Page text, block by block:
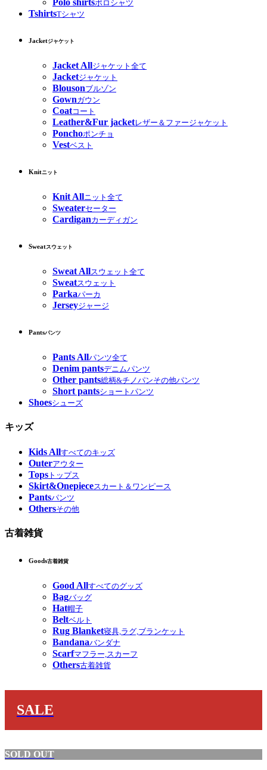
Polo shirtsポロシャツ
TshirtsTシャツ
Jacketジャケット
Jacket Allジャケット全て
Jacketジャケット
Blousonブルゾン
Gownガウン
Coatコート
Leather&Fur jacketレザー＆ファージャケット
Ponchoポンチョ
Vestベスト
Knitニット
Knit Allニット全て
Sweaterセーター
Cardiganカーディガン
Sweatスウェット
Sweat Allスウェット全て
Sweatスウェット
Parkaパーカ
Jerseyジャージ
Pantsパンツ
Pants Allパンツ全て
Denim pantsデニムパンツ
Other pants総柄&チノパンその他パンツ
Short pantsショートパンツ
Shoesシューズ
キッズ
Kids Allすべてのキッズ
Outerアウター
Tops トップス
Skirt&Onepieceスカート＆ワンピース
Pantsパンツ
Othersその他
古着雑貨
Goods古着雑貨
Good Allすべてのグッズ
Bagバッグ
Hat帽子
Beltベルト
Rug Blanket寝具,ラグ,ブランケット
Bandanaバンダナ
Scarfマフラー,スカーフ
Others古着雑貨
SALE
SOLD OUT